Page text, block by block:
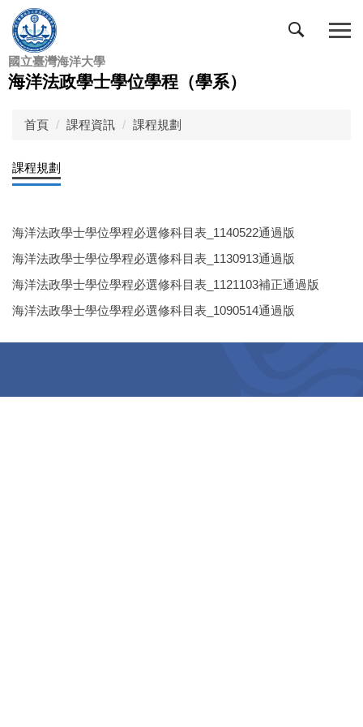
跳
到
主
要
內
國立臺灣海洋大學
海洋法政學士學位學程（學系）
首頁 課程資訊 課程規劃
課程規劃
海洋法政學士學位學程必選修科目表_1140522通過版
海洋法政學士學位學程必選修科目表_1130913通過版
海洋法政學士學位學程必選修科目表_1121103補正通過版
海洋法政學士學位學程必選修科目表_1090514通過版